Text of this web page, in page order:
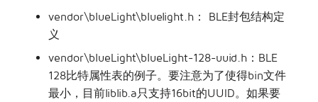
vendor\blueLight\bluelight.h： BLE封包结构定
义
vendor\blueLight\blueLight-128-uuid.h：BLE
128比特属性表的例子。要注意为了使得bin文件
最小，目前liblib.a只支持16bit的UUID。如果要